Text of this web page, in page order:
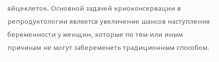
яйцеклеток. Основной задачей криоконсервации в
репродуктологии является увеличение шансов наступления
беременности у женщин, которые по тем или иным
причинам не могут забеременеть традиционным способом.